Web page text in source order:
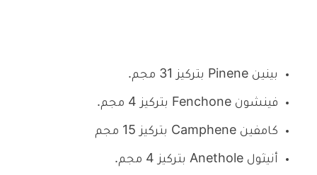
بينين Pinene بتركيز 31 مجم.
فينشون Fenchone بتركيز 4 مجم.
كامفين Camphene بتركيز 15 مجم
أنيثول Anethole بتركيز 4 مجم.